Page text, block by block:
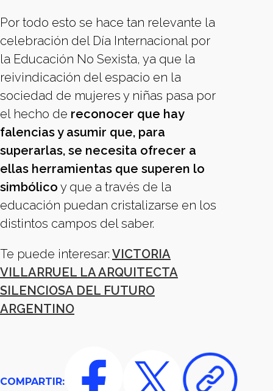
Por todo esto se hace tan relevante la
celebración del Día Internacional por
la Educación No Sexista, ya que la
reivindicación del espacio en la
sociedad de mujeres y niñas pasa por
el hecho de reconocer que hay
falencias y asumir que, para
superarlas, se necesita ofrecer a
ellas herramientas que superen lo
simbólico y que a través de la
educación puedan cristalizarse en los
distintos campos del saber.
Te puede interesar: VICTORIA
VILLARRUEL LA ARQUITECTA
SILENCIOSA DEL FUTURO
ARGENTINO
COMPARTIR: